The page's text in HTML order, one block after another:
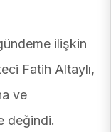
ilişkin
Fatih Altaylı,
ve
değindi.